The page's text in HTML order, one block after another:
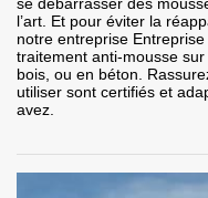
se débarrasser des
l’art. Et pour éviter la
notre entreprise
traitement anti-mousse
bois, ou en béton.
utiliser sont certifiés et
avez.